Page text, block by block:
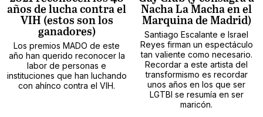
años de lucha contra el
VIH (estos son los
ganadores)
Los premios MADO de este
año han querido reconocer la
labor de personas e
instituciones que han luchando
con ahínco contra el VIH.
Nacha La Macha en el
Marquina de Madrid)
Santiago Escalante e Israel
Reyes firman un espectáculo
tan valiente como necesario.
Recordar a este artista del
transformismo es recordar
unos años en los que ser
LGTBI se resumía en ser
maricón.